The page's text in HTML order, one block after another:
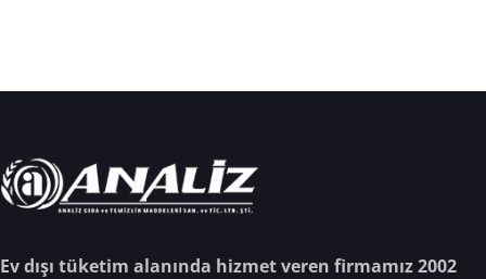
Ev dışı tüketim alanında hizmet veren firmamız 2002